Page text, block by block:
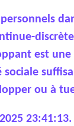
est
sociale
ou à
23:41:13.